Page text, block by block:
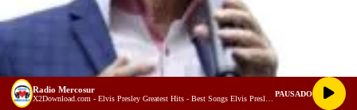
Radio Mercosur PAUSADO